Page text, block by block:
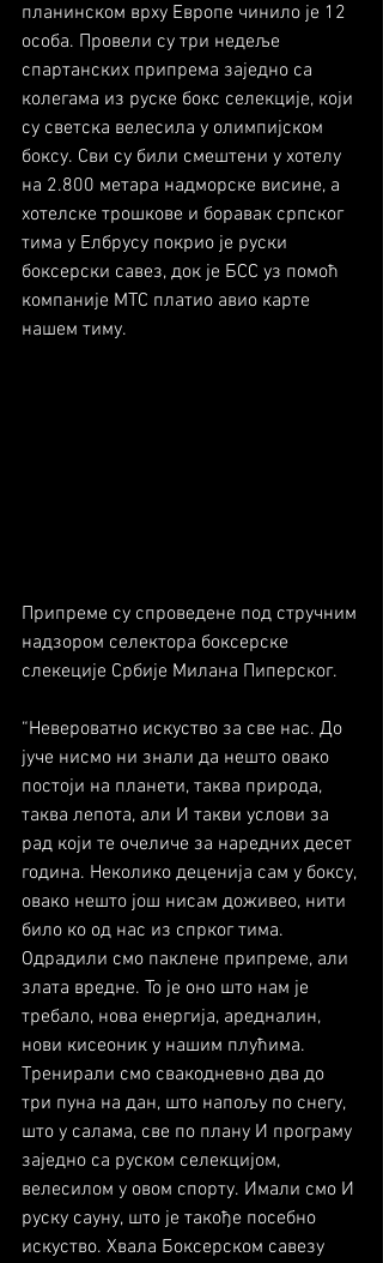
планинском врху Европе чинило је 12
особа. Провели су три недеље
спартанских припрема заједно са
колегама из руске бокс селекције, који
су светска велесила у олимпијском
боксу. Сви су били смештени у хотелу
на 2.800 метара надморске висине, а
хотелске трошкове и боравак српског
тима у Елбрусу покрио је руски
боксерски савез, док је БСС уз помоћ
компаније МТС платио авио карте
нашем тиму.
Припреме су спроведене под стручним
надзором селектора боксерске
слекеције Србије Милана Пиперског.
“Невероватно искуство за све нас. До
јуче нисмо ни знали да нешто овако
постоји на планети, таква природа,
таква лепота, али И такви услови за
рад који те очеличе за наредних десет
година. Неколико деценија сам у боксу,
овако нешто још нисам доживео, нити
било ко од нас из спрког тима.
Одрадили смо паклене припреме, али
злата вредне. То је оно што нам је
требало, нова енергија, аредналин,
нови кисеоник у нашим плућима.
Тренирали смо свакодневно два до
три пуна на дан, што напољу по снегу,
што у салама, све по плану И програму
заједно са руском селекцијом,
велесилом у овом спорту. Имали смо И
руску сауну, што је такође посебно
искуство. Хвала Боксерском савезу